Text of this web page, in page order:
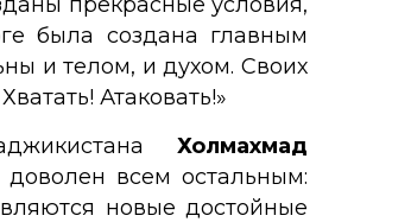
была создана главным
и телом, и духом. Своих
Атаковать!»
Холмахмад
всем остальным:
новые достойные